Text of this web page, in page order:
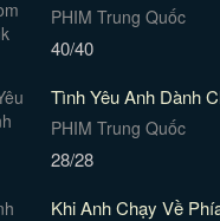
PHIM Trung Quốc
40/40
Tình Yêu Anh Dành
PHIM Trung Quốc
28/28
Khi Anh Chạy Về